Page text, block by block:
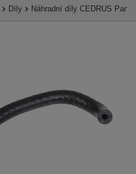
Díly Náhradní díly CEDRUS Parts